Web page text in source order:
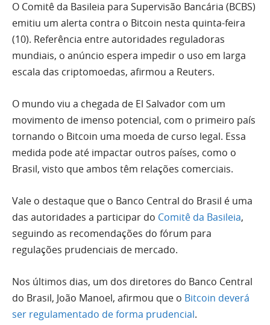
O Comitê da Basileia para Supervisão Bancária (BCBS)
emitiu um alerta contra o Bitcoin nesta quinta-feira
(10). Referência entre autoridades reguladoras
mundiais, o anúncio espera impedir o uso em larga
escala das criptomoedas, afirmou a Reuters.
O mundo viu a chegada de El Salvador com um
movimento de imenso potencial, com o primeiro país
tornando o Bitcoin uma moeda de curso legal. Essa
medida pode até impactar outros países, como o
Brasil, visto que ambos têm relações comerciais.
Vale o destaque que o Banco Central do Brasil é uma
das autoridades a participar do Comitê da Basileia,
seguindo as recomendações do fórum para
regulações prudenciais de mercado.
Nos últimos dias, um dos diretores do Banco Central
do Brasil, João Manoel, afirmou que o Bitcoin deverá
ser regulamentado de forma prudencial.